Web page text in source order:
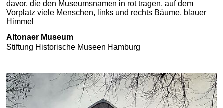
Altonaer Museum
Stiftung Historische Museen Hamburg